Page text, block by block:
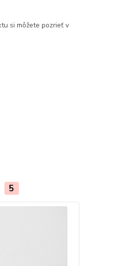
si môžete pozrieť v
5